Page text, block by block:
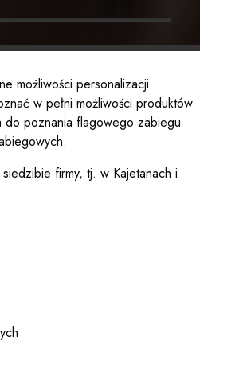
możliwości personalizacji
w pełni możliwości produktów
do poznania flagowego zabiegu
firmy, tj. w Kajetanach i